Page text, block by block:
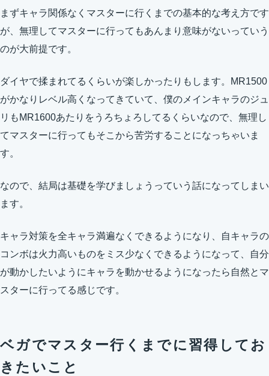
まずキャラ関係なくマスターに行くまでの基本的な考え方です
が、無理してマスターに行ってもあんまり意味がないっていう
のが大前提です。
ダイヤで揉まれてるくらいが楽しかったりもします。MR1500
がかなりレベル高くなってきていて、僕のメインキャラのジュ
リもMR1600あたりをうろちょろしてるくらいなので、無理し
てマスターに行ってもそこから苦労することになっちゃいま
す。
なので、結局は基礎を学びましょうっていう話になってしまい
ます。
キャラ対策を全キャラ満遍なくできるようになり、自キャラの
コンボは火力高いものをミス少なくできるようになって、自分
が動かしたいようにキャラを動かせるようになったら自然とマ
スターに行ってる感じです。
ベガでマスター行くまでに習得してお
きたいこと